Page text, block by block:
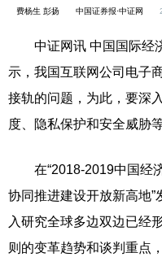
费杨生 彭扬 中国证券报·中证网
中证网讯 中国国际经
示，我国互联网公司电子
接轨的问题，为此，要深
度、隐私保护和安全威胁
在“2018-2019中国经济
协同推进建设开放新高地
入研究全球多边双边已经
则的变革趋势和谈判重点